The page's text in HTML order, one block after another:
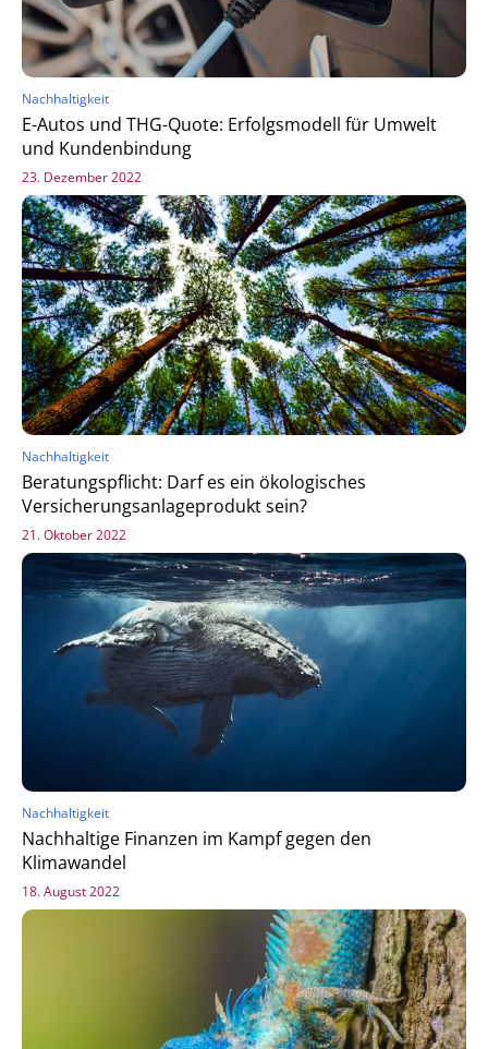
Nachhaltigkeit
E-Autos und THG-Quote: Erfolgsmodell für Umwelt
und Kundenbindung
23. Dezember 2022
Nachhaltigkeit
Beratungspflicht: Darf es ein ökologisches
Versicherungsanlageprodukt sein?
21. Oktober 2022
Nachhaltigkeit
Nachhaltige Finanzen im Kampf gegen den
Klimawandel
18. August 2022